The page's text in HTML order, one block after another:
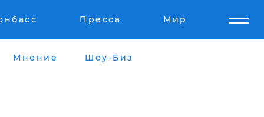
Пресса Мир
Мнение Шоу-Биз